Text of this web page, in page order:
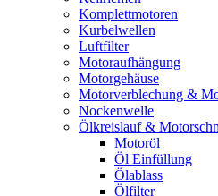
Komplettmotoren
Kurbelwellen
Luftfilter
Motoraufhängung
Motorgehäuse
Motorverblechung &
Nockenwelle
Ölkreislauf &
Motoröl
Öl Einfüllung
Ölablass
Ölfilter